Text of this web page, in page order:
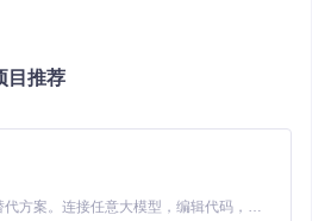
下载歌词耗时费力。
歌词
src/ZonyLrcTools.Cli -- download -d
目推荐
Claude Code 的开源替代方案。连接任意大模型，编辑代码，运行命令，自动验证 — 全自动执行。用 Rust 构建，极致性能。 ｜ An open-source alternative to Claude Code. Connect any LLM, edit code, run commands, and verify changes — autonomously. Built in Rust for speed. Get Started